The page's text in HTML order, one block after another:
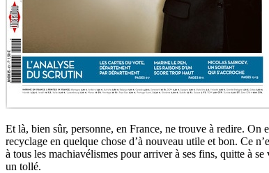
Et là, bien sûr, personne, en France, ne trouve à redire. On
recyclage en quelque chose d’à nouveau utile et bon. Ce
à tous les machiavélismes pour arriver à ses fins, quitte à
un tollé.